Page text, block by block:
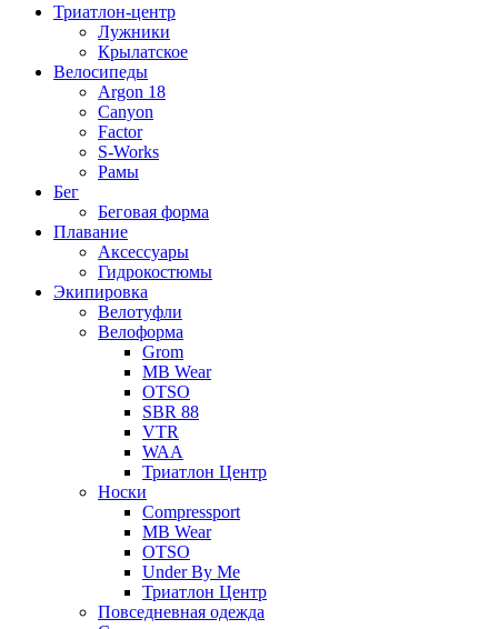
Триатлон-центр
Лужники
Крылатское
Велосипеды
Argon 18
Canyon
Factor
S-Works
Рамы
Бег
Беговая форма
Плавание
Аксессуары
Гидрокостюмы
Экипировка
Велотуфли
Велоформа
Grom
MB Wear
OTSO
SBR 88
VTR
WAA
Триатлон Центр
Носки
Compressport
MB Wear
OTSO
Under By Me
Триатлон Центр
Повседневная одежда